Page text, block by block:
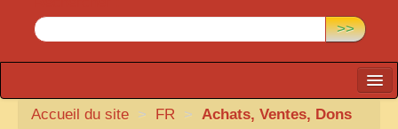
>>
CARTACARO
Accueil du site > FR > Achats, Ventes, Dons